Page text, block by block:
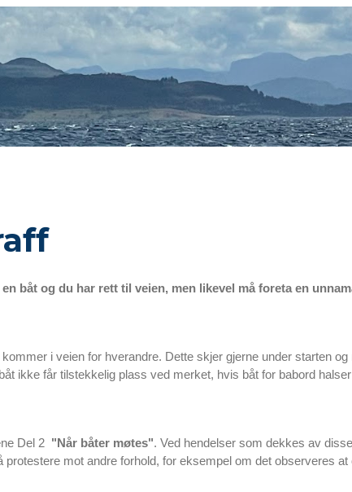
Skip to navigation
båt og du har rett til veien, men likevel må foreta en
i veien for hverandre. Dette skjer gjerne under starten
ikke får tilstekkelig plass ved merket, hvis båt for babord
Del 2 "Når båter møtes". Ved hendelser som dekkes av
mot andre forhold, for eksempel om det observeres